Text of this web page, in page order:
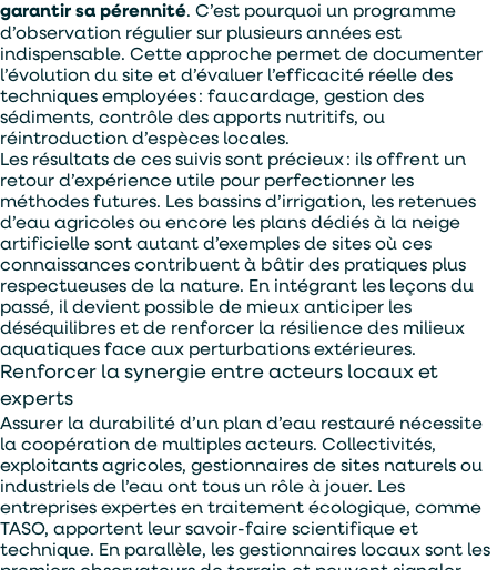
garantir sa pérennité. C’est pourquoi un programme
d’observation régulier sur plusieurs années est
indispensable. Cette approche permet de documenter
l’évolution du site et d’évaluer l’efficacité réelle des
techniques employées : faucardage, gestion des
sédiments, contrôle des apports nutritifs, ou
réintroduction d’espèces locales.
Les résultats de ces suivis sont précieux : ils offrent un
retour d’expérience utile pour perfectionner les
méthodes futures. Les bassins d’irrigation, les retenues
d’eau agricoles ou encore les plans dédiés à la neige
artificielle sont autant d’exemples de sites où ces
connaissances contribuent à bâtir des pratiques plus
respectueuses de la nature. En intégrant les leçons du
passé, il devient possible de mieux anticiper les
déséquilibres et de renforcer la résilience des milieux
aquatiques face aux perturbations extérieures.
Renforcer la synergie entre acteurs locaux et
experts
Assurer la durabilité d’un plan d’eau restauré nécessite
la coopération de multiples acteurs. Collectivités,
exploitants agricoles, gestionnaires de sites naturels ou
industriels de l’eau ont tous un rôle à jouer. Les
entreprises expertes en traitement écologique, comme
TASO, apportent leur savoir-faire scientifique et
technique. En parallèle, les gestionnaires locaux sont les